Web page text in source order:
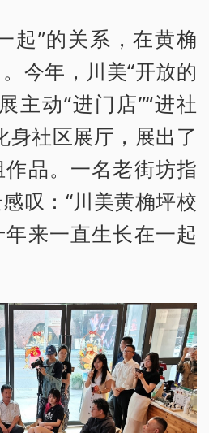
起”的关系，在黄桷
今年，川美“开放的
主动“进门店”“进社
身社区展厅，展出了
品。一名老街坊指
叹：“川美黄桷坪校
来一直生长在一起